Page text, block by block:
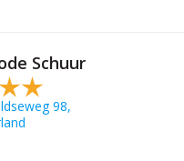
Schuur
98,